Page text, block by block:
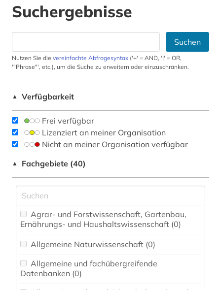
Suchergebnisse
Suchen
Nutzen Sie die vereinfachte Abfragesyntax ('+' = AND, '|' = OR,
'"Phrase"', etc.), um die Suche zu erweitern oder einzuschränken.
▲ Verfügbarkeit
Frei verfügbar
Lizenziert an meiner Organisation
Nicht an meiner Organisation verfügbar
▲ Fachgebiete (40)
Ernährungs- und Haushaltswissenschaft (0)
Allgemeine Naturwissenschaft (0)
Datenbanken (0)